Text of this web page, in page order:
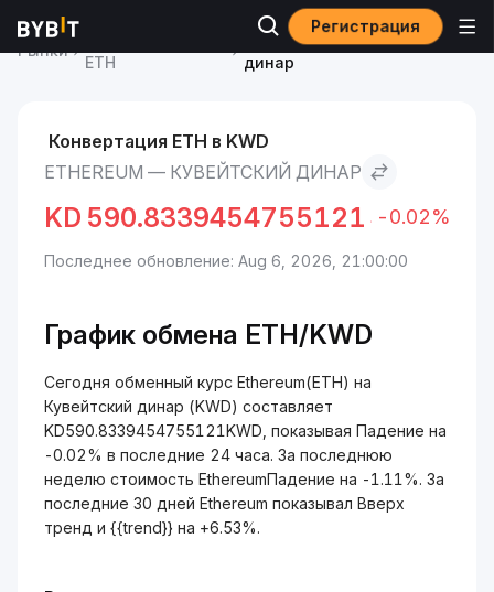
Регистрация
Рынки
ETH
Ethereum to Кувейтский
динар
Конвертация ETH в KWD
ETHEREUM — КУВЕЙТСКИЙ ДИНАР
KD 590.8339454755121 -0.02%
Последнее обновление: Aug 6, 2026, 21:00:00
График обмена ETH/KWD
Сегодня обменный курс Ethereum(ETH) на
Кувейтский динар (KWD) составляет
KD590.8339454755121KWD, показывая Падение на
-0.02% в последние 24 часа. За последнюю
неделю стоимость EthereumПадение на -1.11%. За
последние 30 дней Ethereum показывал Вверх
тренд и {{trend}} на +6.53%.